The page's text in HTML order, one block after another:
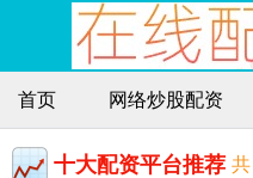
首页 网络炒股配资
十大配资平台推荐 共